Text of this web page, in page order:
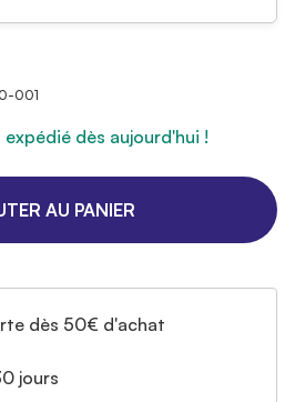
001
dès aujourd'hui !
AU PANIER
dès 50€ d'achat
jours